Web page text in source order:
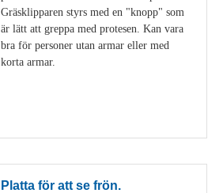
Gräsklipparen styrs med en "knopp" som
är lätt att greppa med protesen. Kan vara
bra för personer utan armar eller med
korta armar.
Platta för att se frön.